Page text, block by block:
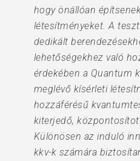
hogy önállóan
létesítményeket. A
dedikált
lehetőségekhez való
érdekében a Quantum
meglévő kísérleti
hozzáférésű
kiterjedő,
Különösen az induló
kkv-k számára